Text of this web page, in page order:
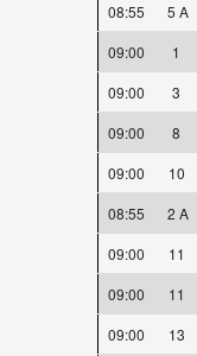
08:55
5 A
09:00
1
09:00
3
09:00
8
09:00
10
08:55
2 A
09:00
11
09:00
11
09:00
13